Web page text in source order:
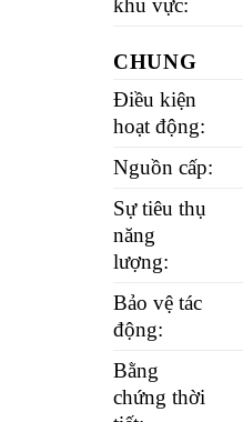
khu vực:
CHUNG
Điều kiện
hoạt động:
Nguồn cấp:
Sự tiêu thụ
năng
lượng:
Bảo vệ tác
động:
Bằng
chứng thời